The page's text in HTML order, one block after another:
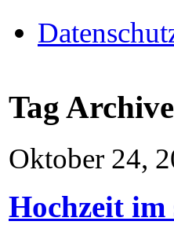
Tag
Oktober 24,
Hochzeit im